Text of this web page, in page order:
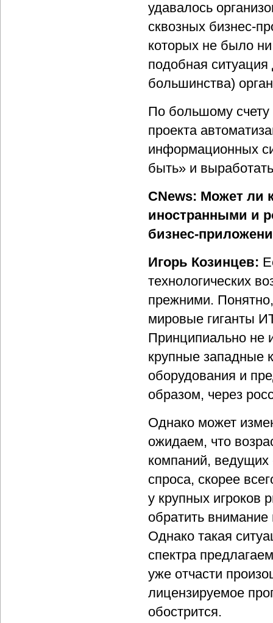
удавалось
сквозных бизнес-
которых не было
подобная
большинства)
По большому счету
проекта
информационных
быть» и
CNews: Может ли
иностранными и
бизнес-
Игорь Козинцев:
технологических
прежними.
мировые гиганты
Принципиально не
крупные западные
оборудования и
образом, через
Однако может
ожидаем, что
компаний, ведущих
спроса, скорее
у крупных игроков
обратить
Однако такая
спектра
уже отчасти
лицензируемое
обострится.